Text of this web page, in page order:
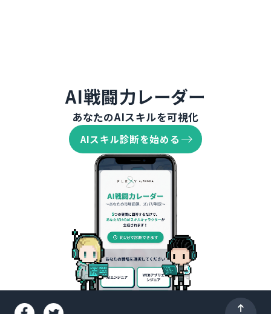
AI戦闘力レーダー
あなたのAIスキルを可視化
AIスキル診断を始める